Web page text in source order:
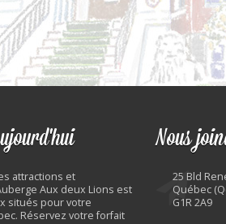
attractions et
Aux deux Lions est
situés pour votre
Réservez votre forfait
Nous
25 Bld
Québec
G1R 2A9